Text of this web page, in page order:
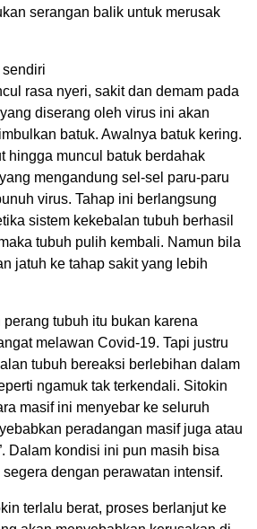
serangan balik untuk merusak
rasa nyeri, sakit dan demam pada
diserang oleh virus ini akan
batuk. Awalnya batuk kering.
hingga muncul batuk berdahak
mengandung sel-sel paru-paru
virus. Tahap ini berlangsung
sistem kekebalan tubuh berhasil
tubuh pulih kembali. Namun bila
jatuh ke tahap sakit yang lebih
perang tubuh itu bukan karena
melawan Covid-19. Tapi justru
tubuh bereaksi berlebihan dalam
ngamuk tak terkendali. Sitokin
masif ini menyebar ke seluruh
peradangan masif juga atau
Dalam kondisi ini pun masih bisa
dengan perawatan intensif.
terlalu berat, proses berlanjut ke